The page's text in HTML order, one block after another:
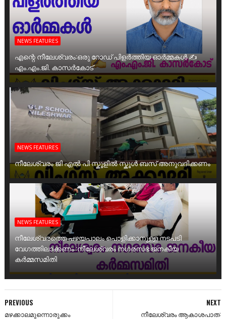
NEWS FEATURES
എന്റെ നീലേശ്വരം:ഒരു റോഡ് പിളർത്തിയ ഓർമ്മകൾ ✍️
എം.എം.ജി. കാസർകോട്
NEWS FEATURES
നീലേശ്വരം ജി എൽ പി സ്കൂളിൽ സ്കൂൾ ബസ് അനുവദിക്കണം
NEWS FEATURES
നീലേശ്വരത്തെ പഴയപാലം പൊളിക്കാനുള്ള നടപടി
വേഗത്തിലാക്കണം :നീലേശ്വരം നഗരസഭ ജനകീയ
കർമ്മസമിതി
NEXT
നീലേശ്വരം ആകാശപാത:
PREVIOUS
മഴക്കാലമുന്നൊരുക്കം